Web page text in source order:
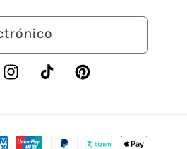
InstagramTikTok Pinterest